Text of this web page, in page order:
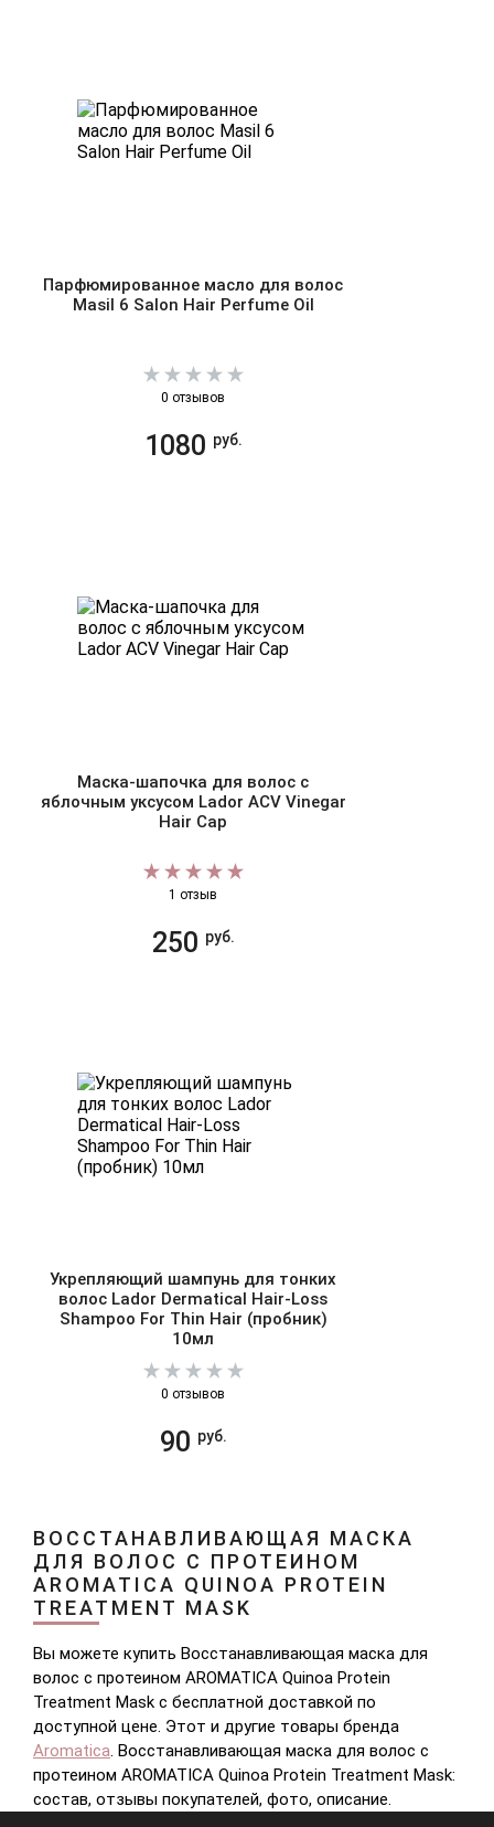
Парфюмированное масло для волос
Masil 6 Salon Hair Perfume Oil
0 отзывов
1080 руб.
Маска-шапочка для волос с
яблочным уксусом Lador ACV Vinegar
Hair Cap
1 отзыв
250 руб.
Укрепляющий шампунь для тонких
волос Lador Dermatical Hair-Loss
Shampoo For Thin Hair (пробник)
10мл
0 отзывов
90 руб.
ВОССТАНАВЛИВАЮЩАЯ МАСКА
ДЛЯ ВОЛОС С ПРОТЕИНОМ
AROMATICA QUINOA PROTEIN
TREATMENT MASK
Вы можете купить Восстанавливающая маска для
волос с протеином AROMATICA Quinoa Protein
Treatment Mask с бесплатной доставкой по
доступной цене. Этот и другие товары бренда
Aromatica. Восстанавливающая маска для волос с
протеином AROMATICA Quinoa Protein Treatment Mask:
состав, отзывы покупателей, фото, описание.